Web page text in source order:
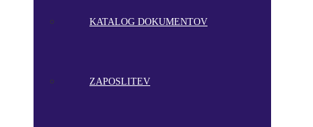
KATALOG DOKUMENTOV
ZAPOSLITEV